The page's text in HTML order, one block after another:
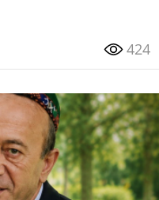
424